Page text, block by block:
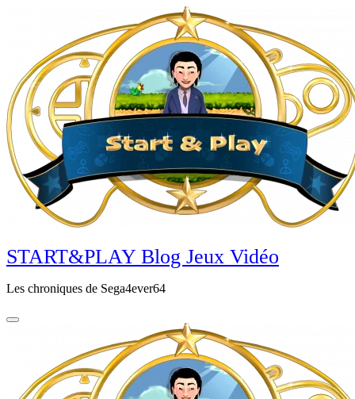
principal
START&PLAY Blog Jeux Vidéo
Les chroniques de Sega4ever64